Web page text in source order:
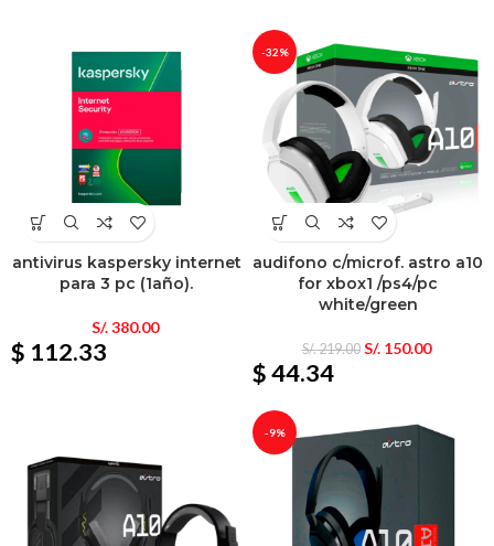
antivirus kaspersky internet
para 3 pc (1año).
S/.380.00
$ 112.33
-32%
audifono c/microf. astro a10
for xbox1 /ps4/pc
white/green
S/.219.00 S/.150.00
$ 44.34
-9%